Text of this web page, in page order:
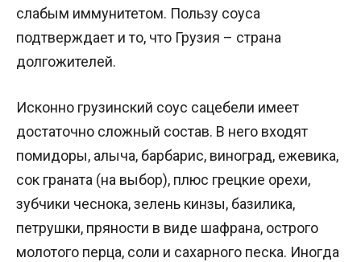
слабым иммунитетом. Пользу соуса
подтверждает и то, что Грузия – страна
долгожителей.
Исконно грузинский соус сацебели имеет
достаточно сложный состав. В него входят
помидоры, алыча, барбарис, виноград, ежевика,
сок граната (на выбор), плюс грецкие орехи,
зубчики чеснока, зелень кинзы, базилика,
петрушки, пряности в виде шафрана, острого
молотого перца, соли и сахарного песка. Иногда